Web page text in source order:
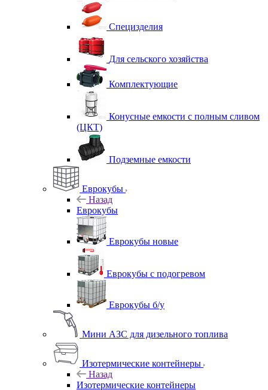
Специзделия
Для сельского хозяйства
Комплектующие
Конусные емкости с полным сливом
(ЦКТ)
Подземные емкости
Еврокубы
Назад
Еврокубы
Еврокубы новые
Еврокубы с подогревом
Еврокубы б/у
Мини АЗС для дизельного топлива
Изотермические контейнеры
Назад
Изотермические контейнеры